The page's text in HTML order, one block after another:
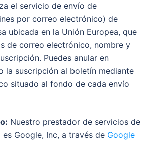
el servicio de envío de
por correo electrónico) de
ubicada en la Unión Europea, que
de correo electrónico, nombre y
Puedes anular en
la suscripción al boletín mediante
situado al fondo de cada envío
Nuestro prestador de servicios de
Google, Inc, a través de Google